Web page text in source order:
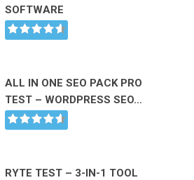
SOFTWARE
ALL IN ONE SEO PACK PRO
TEST – WORDPRESS SEO…
RYTE TEST – 3-IN-1 TOOL